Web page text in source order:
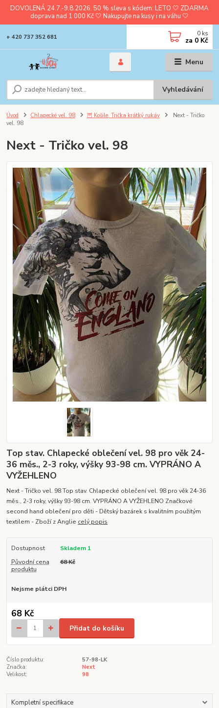
DOVOLENÁ 24.7.-9.8.2026. 50 % sleva s kódem: LETO 🤍 ZDARMA
doprava nad 1 000 Kč 🤍 Nakupujte na kusy i na váhu 🤍
Menu
Vyhledávání
+ 420 737 352 681 0 ks
za 0 Kč
Úvod Chlapecké vel. 98 🦉 Košile, Trička krátký rukáv
Next - Tričko
vel. 98
Next - Tričko vel. 98
Top stav. Chlapecké oblečení vel. 98 pro věk 24-
36 měs., 2-3 roky, výšky 93-98 cm. VYPRÁNO A
VYŽEHLENO
Next - Tričko vel. 98 Top stav. Chlapecké oblečení vel. 98 pro věk 24-36
měs., 2-3 roky, výšky 93-98 cm. VYPRÁNO A VYŽEHLENO Značkové
second hand oblečení pro děti - Dětský bazárek s kvalitním použitým
textilem - Zboží z Anglie celý popis
Dostupnost
Skladem 1
Původní cena
produktu
68 Kč
Nejsme plátci DPH
68 Kč
Přidat do košíku
Číslo produktu:
57-98-LK
Značka:
Next
Velikost:
98
Kompletní specifikace